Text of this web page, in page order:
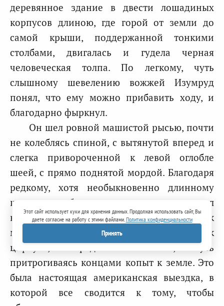
деревянное здание в двести лошадиных
корпусов длиною, где горой от земли до
самой крыши, поддержанной тонкими
столбами, двигалась и гудела черная
человеческая толпа. По легкому, чуть
слышному шевелению вожжей Изумруд
понял, что ему можно прибавить ходу, и
благодарно фыркнул.
Он шел ровной машистой рысью, почти
не колеблясь спиной, с вытянутой вперед и
слегка привороченной к левой оглобле
шеей, с прямо поднятой мордой. Благодаря
редкому, хотя необыкновенно длинному
шагу его бег издали не производил
впечатления быстроты; казалось, что рысак
меряет, не торопясь, дорогу прямыми, как
циркуль, передними ногами, чуть
притрогиваясь концами копыт к земле. Это
была настоящая американская выездка, в
которой все сводится к тому, чтобы
Этот сайт использует куки для хранения данных. Продолжая использовать сайт, Вы
даете согласие на работу с этими файлами.Политика конфиденциальности
Принять